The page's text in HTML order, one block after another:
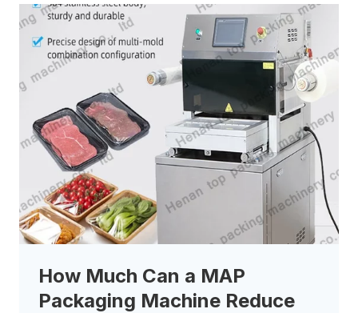
How Much Can a MAP
Packaging Machine Reduce